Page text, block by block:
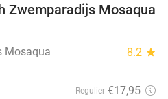
25%
Zwemparadijs Mosaqua
Mosaqua 8.2 star
Regulier €17,95